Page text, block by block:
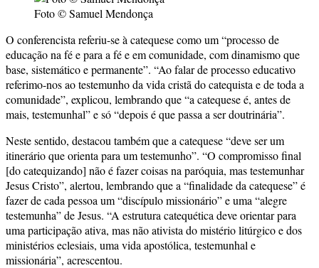
Foto © Samuel Mendonça
O conferencista referiu-se à catequese como um “processo de
educação na fé e para a fé e em comunidade, com dinamismo que
base, sistemático e permanente”. “Ao falar de processo educativo
referimo-nos ao testemunho da vida cristã do catequista e de toda a
comunidade”, explicou, lembrando que “a catequese é, antes de
mais, testemunhal” e só “depois é que passa a ser doutrinária”.
Neste sentido, destacou também que a catequese “deve ser um
itinerário que orienta para um testemunho”. “O compromisso final
[do catequizando] não é fazer coisas na paróquia, mas testemunhar
Jesus Cristo”, alertou, lembrando que a “finalidade da catequese” é
fazer de cada pessoa um “discípulo missionário” e uma “alegre
testemunha” de Jesus. “A estrutura catequética deve orientar para
uma participação ativa, mas não ativista do mistério litúrgico e dos
ministérios eclesiais, uma vida apostólica, testemunhal e
missionária”, acrescentou.